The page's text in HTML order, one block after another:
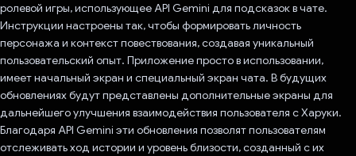
ролевой игры, использующее API Gemini для подсказок в чате.
Инструкции настроены так, чтобы формировать личность
персонажа и контекст повествования, создавая уникальный
пользовательский опыт. Приложение просто в использовании,
имеет начальный экран и специальный экран чата. В будущих
обновлениях будут представлены дополнительные экраны для
дальнейшего улучшения взаимодействия пользователя с Харуки.
Благодаря API Gemini эти обновления позволят пользователям
отслеживать ход истории и уровень близости, созданный с их